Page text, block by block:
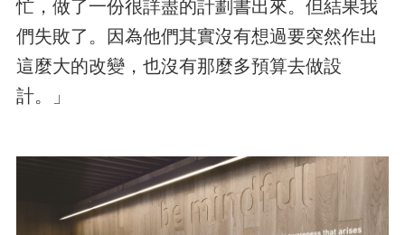
忙，做了一份很詳盡的計劃書出來。但結果我
們失敗了。因為他們其實沒有想過要突然作出
這麼大的改變，也沒有那麼多預算去做設
計。」